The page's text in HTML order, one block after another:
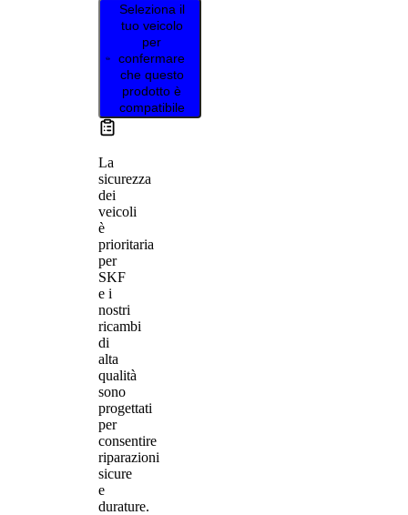
Seleziona il
tuo veicolo
per
confermare
che questo
prodotto è
compatibile
La
sicurezza
dei
veicoli
è
prioritaria
per
SKF
e i
nostri
ricambi
di
alta
qualità
sono
progettati
per
consentire
riparazioni
sicure
e
durature.